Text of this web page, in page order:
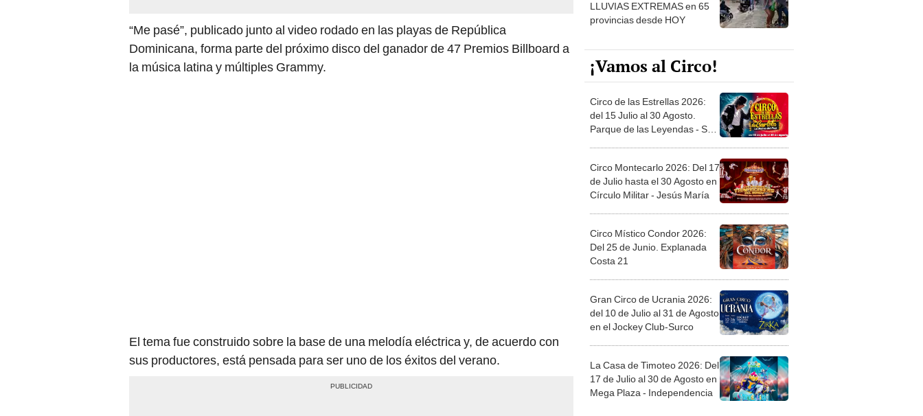
“Me pasé”, publicado junto al video rodado en las playas de República
Dominicana, forma parte del próximo disco del ganador de 47 Premios Billboard a
la música latina y múltiples Grammy.
El tema fue construido sobre la base de una melodía eléctrica y, de acuerdo con
sus productores, está pensada para ser uno de los éxitos del verano.
LLUVIAS EXTREMAS en 65
provincias desde HOY
¡Vamos al Circo!
Circo de las Estrellas 2026:
del 15 Julio al 30 Agosto.
Parque de las Leyendas - San
Circo Montecarlo 2026: Del 17
de Julio hasta el 30 Agosto en
Círculo Militar - Jesús María
Circo Místico Condor 2026:
Del 25 de Junio. Explanada
Costa 21
Gran Circo de Ucrania 2026:
del 10 de Julio al 31 de Agosto
en el Jockey Club-Surco
La Casa de Timoteo 2026: Del
17 de Julio al 30 de Agosto en
Mega Plaza - Independencia